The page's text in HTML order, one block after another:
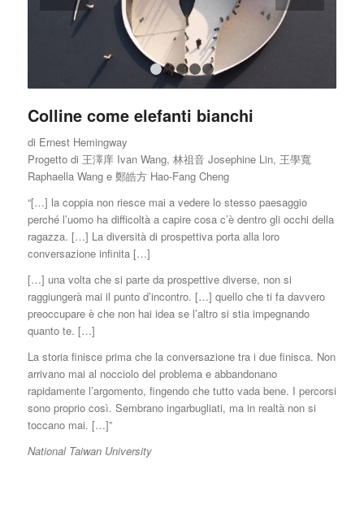
1
Colline come elefanti bianchi
di Ernest Hemingway
Progetto di 王澤庠 Ivan Wang, 林祖音 Josephine Lin, 王學寬
Raphaella Wang e 鄭皓方 Hao-Fang Cheng
“[…] la coppia non riesce mai a vedere lo stesso paesaggio
perché l’uomo ha difficoltà a capire cosa c’è dentro gli occhi della
ragazza. […] La diversità di prospettiva porta alla loro
conversazione infinita […]
[…] una volta che si parte da prospettive diverse, non si
raggiungerà mai il punto d’incontro. […] quello che ti fa davvero
preoccupare è che non hai idea se l’altro si stia impegnando
quanto te. […]
La storia finisce prima che la conversazione tra i due finisca. Non
arrivano mai al nocciolo del problema e abbandonano
rapidamente l’argomento, fingendo che tutto vada bene. I percorsi
sono proprio così. Sembrano ingarbugliati, ma in realtà non si
toccano mai. […]”
National Taiwan University